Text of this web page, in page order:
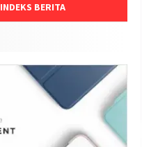
INDEKS BERITA